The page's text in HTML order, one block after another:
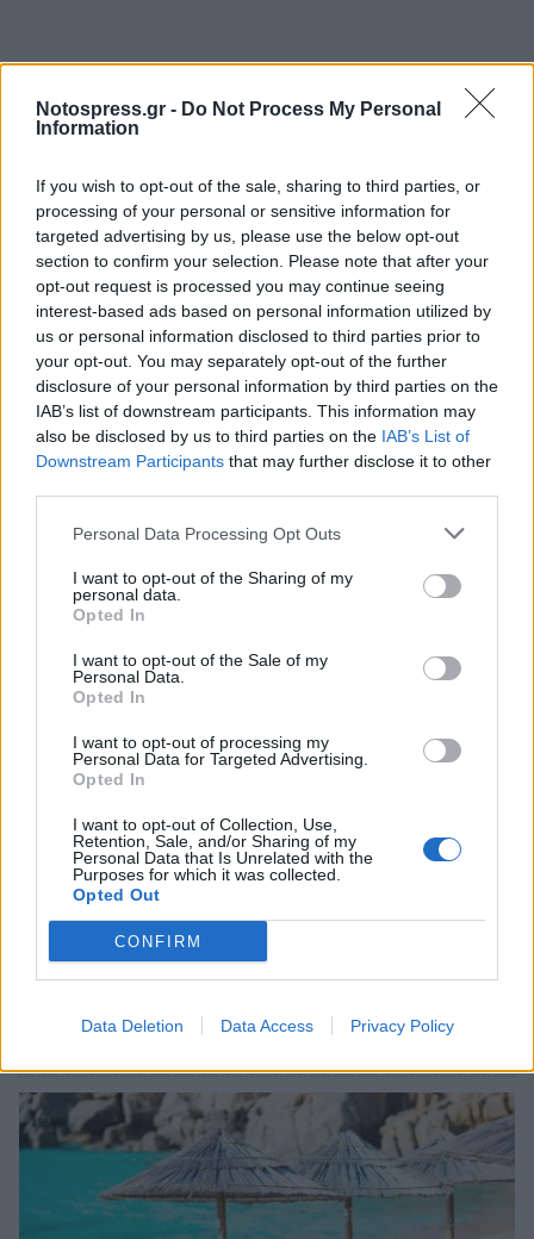
Notospress.gr - Do Not Process My Personal
Information
If you wish to opt-out of the sale, sharing to third parties, or
processing of your personal or sensitive information for
targeted advertising by us, please use the below opt-out
section to confirm your selection. Please note that after your
opt-out request is processed you may continue seeing
interest-based ads based on personal information utilized by
us or personal information disclosed to third parties prior to
your opt-out. You may separately opt-out of the further
disclosure of your personal information by third parties on the
IAB’s list of downstream participants. This information may
also be disclosed by us to third parties on the IAB’s List of
Downstream Participants that may further disclose it to other
Personal Data Processing Opt Outs
I want to opt-out of the Sharing of my
personal data.
Opted In
I want to opt-out of the Sale of my
Personal Data.
Opted In
I want to opt-out of processing my
Personal Data for Targeted Advertising.
Opted In
I want to opt-out of Collection, Use,
Retention, Sale, and/or Sharing of my
Personal Data that Is Unrelated with the
Purposes for which it was collected.
Opted Out
CONFIRM
Data Deletion Data Access Privacy Policy
Σχετικά Άρθρα
Παναγία Έλωνα: Το μοναστήρι του Πάρνωνα
που σημάδεψε τον δεκαπενταύγουστο γενεών